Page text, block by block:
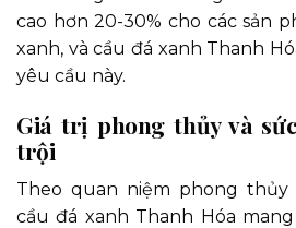
cao hơn 20-30% cho các sản
xanh, và cầu đá xanh Thanh
yêu cầu này.
Giá trị phong thủy và
trội
Theo quan niệm phong thủy
cầu đá xanh Thanh Hóa